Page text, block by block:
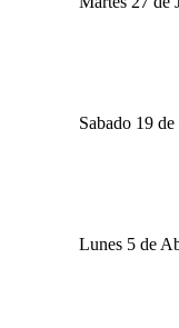
Sabado 19
Lunes 5 de